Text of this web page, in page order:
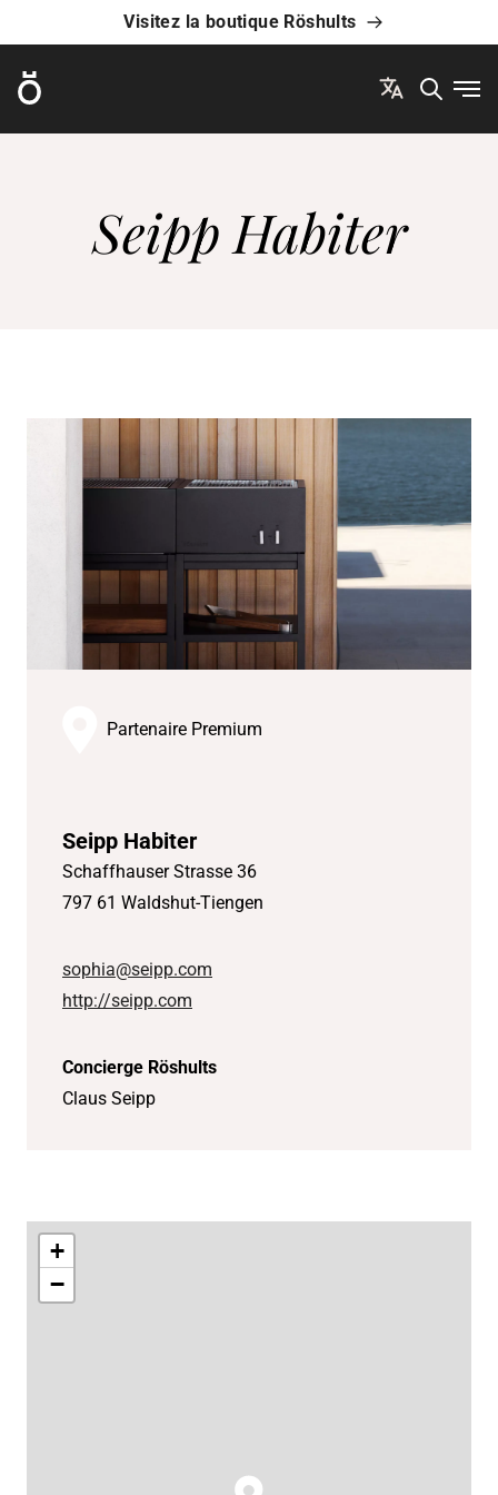
Visitez la boutique Röshults
Röshults
Seipp Habiter
Partenaire Premium
Seipp Habiter
Schaffhauser Strasse 36
797 61 Waldshut-Tiengen
sophia@seipp.com
http://seipp.com
Concierge Röshults
Claus Seipp
+
−